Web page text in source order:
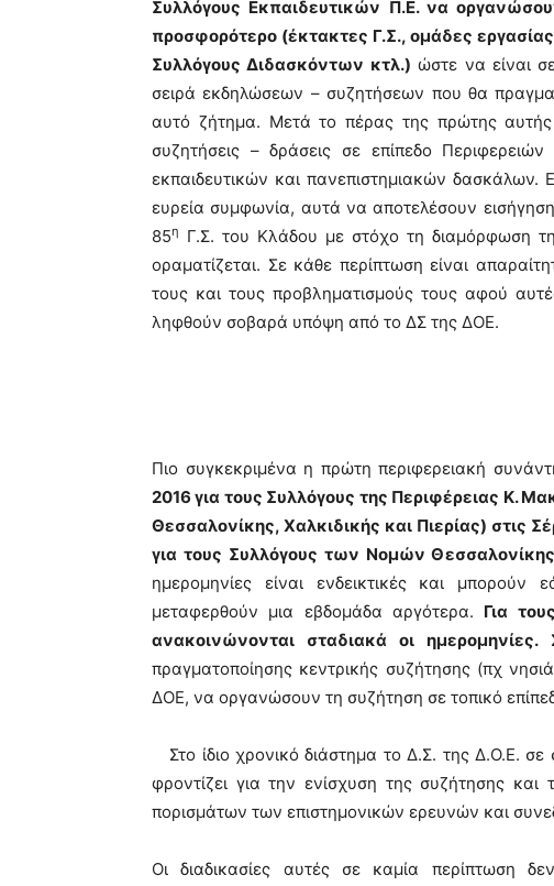
Συλλόγους Εκπαιδευτικών Π.Ε. να
προσφορότερο (έκτακτες Γ.Σ., ομάδες
Συλλόγους Διδασκόντων κτλ.) ώστε να είναι
σειρά εκδηλώσεων – συζητήσεων που θα
αυτό ζήτημα. Μετά το πέρας της πρώτης
συζητήσεις – δράσεις σε επίπεδο
εκπαιδευτικών και πανεπιστημιακών δασκάλων.
ευρεία συμφωνία, αυτά να αποτελέσουν
85η
Γ.Σ. του Κλάδου με στόχο τη διαμόρφωση
οραματίζεται. Σε κάθε περίπτωση είναι
τους και τους προβληματισμούς τους αφού
ληφθούν σοβαρά υπόψη από το ΔΣ της ΔΟΕ.
Πιο συγκεκριμένα η πρώτη περιφερειακή
2016 για τους Συλλόγους της Περιφέρειας Κ.
Θεσσαλονίκης, Χαλκιδικής και Πιερίας) στις
για τους Συλλόγους των Νομών
ημερομηνίες είναι ενδεικτικές και
μεταφερθούν μια εβδομάδα αργότερα. Για
ανακοινώνονται σταδιακά οι ημερομηνίες.
πραγματοποίησης κεντρικής συζήτησης (πχ
ΔΟΕ, να οργανώσουν τη συζήτηση σε τοπικό
Στο ίδιο χρονικό διάστημα το Δ.Σ. της Δ.Ο.Ε.
φροντίζει για την ενίσχυση της συζήτησης
πορισμάτων των επιστημονικών ερευνών και
Οι διαδικασίες αυτές σε καμία περίπτωση